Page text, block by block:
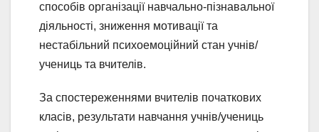
способів організації навчально-пізнавальної
діяльності, зниження мотивації та
нестабільний психоемоційний стан учнів/
учениць та вчителів.
За спостереженнями вчителів початкових
класів, результати навчання учнів/учениць